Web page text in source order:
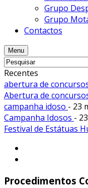
Grupo
Grupo
Contactos
Menu
Recentes
abertura de
Abertura de
campanha idoso - 23
Campanha Idosos -
Festival de Estátuas
Procedimentos